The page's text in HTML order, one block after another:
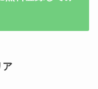
ア